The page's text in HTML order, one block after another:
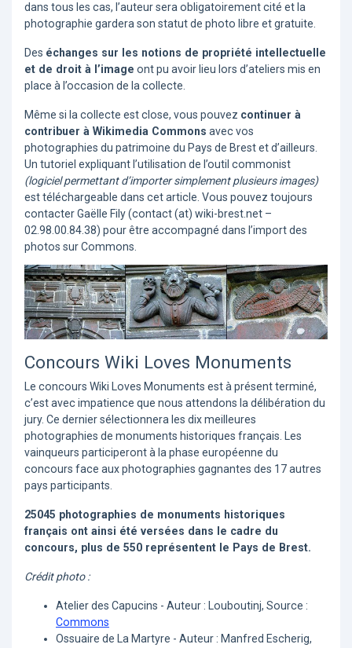
dans tous les cas, l’auteur sera obligatoirement cité et la
photographie gardera son statut de photo libre et gratuite.
Des échanges sur les notions de propriété intellectuelle
et de droit à l’image ont pu avoir lieu lors d’ateliers mis en
place à l’occasion de la collecte.
Même si la collecte est close, vous pouvez continuer à
contribuer à Wikimedia Commons avec vos
photographies du patrimoine du Pays de Brest et d’ailleurs.
Un tutoriel expliquant l’utilisation de l’outil commonist
(logiciel permettant d’importer simplement plusieurs images)
est téléchargeable dans cet article. Vous pouvez toujours
contacter Gaëlle Fily (contact (at) wiki-brest.net –
02.98.00.84.38) pour être accompagné dans l’import des
photos sur Commons.
Concours Wiki Loves Monuments
Le concours Wiki Loves Monuments est à présent terminé,
c’est avec impatience que nous attendons la délibération du
jury. Ce dernier sélectionnera les dix meilleures
photographies de monuments historiques français. Les
vainqueurs participeront à la phase européenne du
concours face aux photographies gagnantes des 17 autres
pays participants.
25045 photographies de monuments historiques
français ont ainsi été versées dans le cadre du
concours, plus de 550 représentent le Pays de Brest.
Crédit photo :
Atelier des Capucins - Auteur : Louboutinj, Source :
Commons
Ossuaire de La Martyre - Auteur : Manfred Escherig,